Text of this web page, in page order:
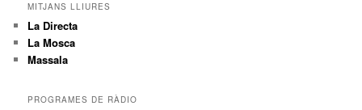
MITJANS LLIURES
La Directa
La Mosca
Massala
PROGRAMES DE RÀDIO